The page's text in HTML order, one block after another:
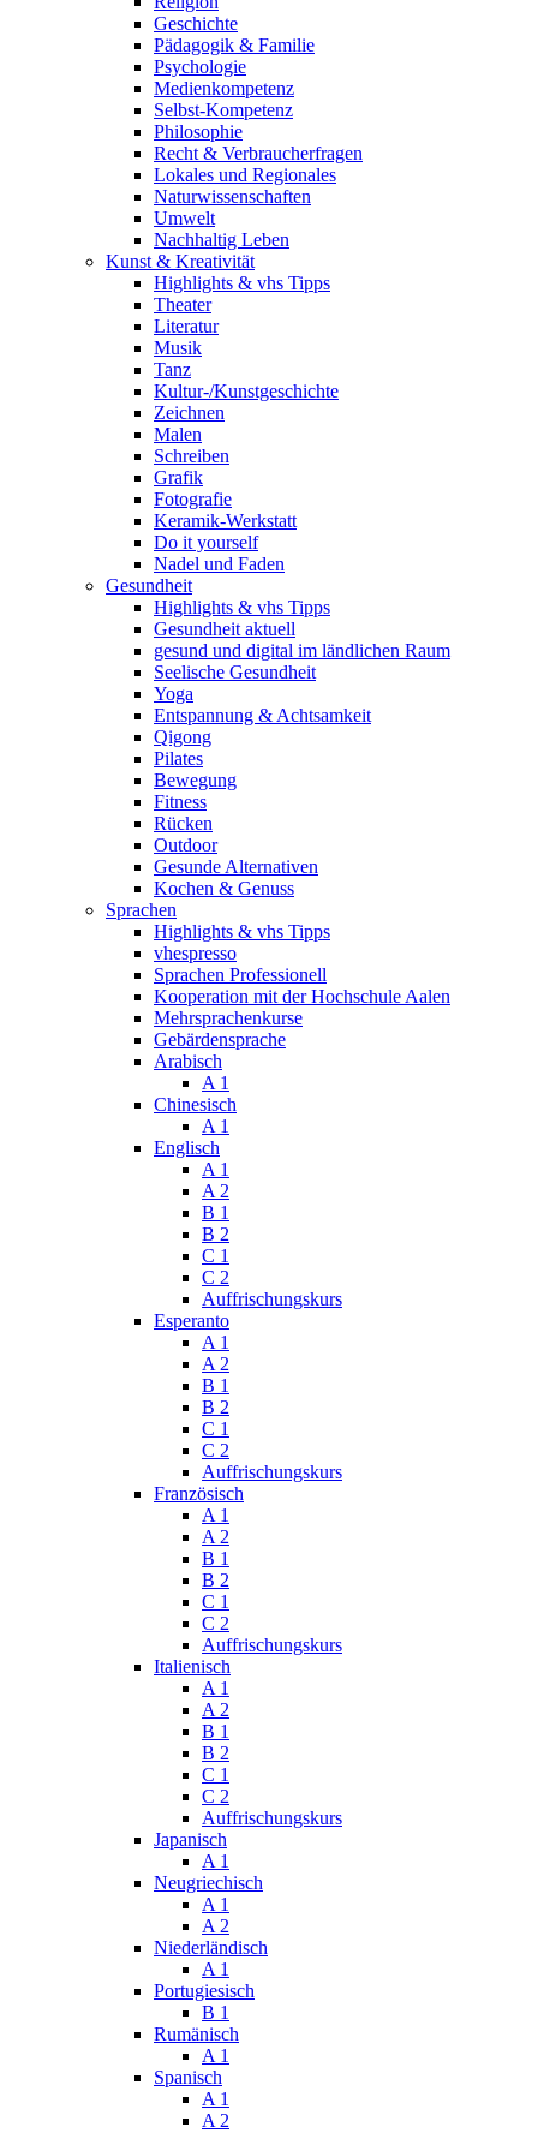
Geschichte
Pädagogik & Familie
Psychologie
Medienkompetenz
Selbst-Kompetenz
Philosophie
Recht & Verbraucherfragen
Lokales und Regionales
Naturwissenschaften
Umwelt
Nachhaltig Leben
Kunst & Kreativität
Highlights & vhs Tipps
Theater
Literatur
Musik
Tanz
Kultur-/Kunstgeschichte
Zeichnen
Malen
Schreiben
Grafik
Fotografie
Keramik-Werkstatt
Do it yourself
Nadel und Faden
Gesundheit
Highlights & vhs Tipps
Gesundheit aktuell
gesund und digital im ländlichen Raum
Seelische Gesundheit
Yoga
Entspannung & Achtsamkeit
Qigong
Pilates
Bewegung
Fitness
Rücken
Outdoor
Gesunde Alternativen
Kochen & Genuss
Sprachen
Highlights & vhs Tipps
vhespresso
Sprachen Professionell
Kooperation mit der Hochschule Aalen
Mehrsprachenkurse
Gebärdensprache
Arabisch
A 1
Chinesisch
A 1
Englisch
A 1
A 2
B 1
B 2
C 1
C 2
Auffrischungskurs
Esperanto
A 1
A 2
B 1
B 2
C 1
C 2
Auffrischungskurs
Französisch
A 1
A 2
B 1
B 2
C 1
C 2
Auffrischungskurs
Italienisch
A 1
A 2
B 1
B 2
C 1
C 2
Auffrischungskurs
Japanisch
A 1
Neugriechisch
A 1
A 2
Niederländisch
A 1
Portugiesisch
B 1
Rumänisch
A 1
Spanisch
A 1
A 2